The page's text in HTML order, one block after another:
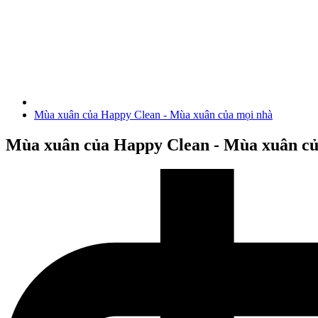
Mùa xuân của Happy Clean - Mùa xuân của mọi nhà
Mùa xuân của Happy Clean - Mùa xuân